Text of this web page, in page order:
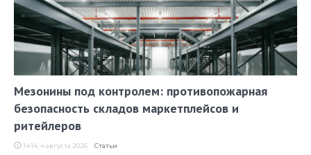
Мезонины под контролем: противопожарная
безопасность складов маркетплейсов и
ритейлеров
14:14, 4 августа 2026 Статьи